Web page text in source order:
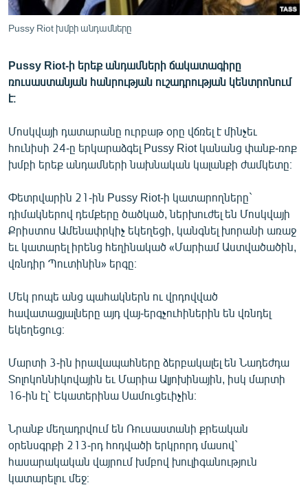
ՏՏ ԵՒ ԻՆՏԵՐՆԵՏ
ԱՐԽԻՎ
ՏԵՍԱՆՅՈՒԹԵՐ
ՁԳՏԵԼՈՎ ԼԱՎԱԳՈՒՅՆԻՆ
ՓՈԴՔԱՍԹ
Հայերեն
English
Русский
«Ազատության» բոլոր կայքերը
Pussy Riot խմբի անդամները
Pussy Riot-ի երեք անդամների ճակատագիրը
ռուսաստանյան հանրության ուշադրության կենտրոնում
է։
Մոսկվայի դատարանը ուրբաթ օրը վճռել է մինչեւ
հունիսի 24-ը երկարաձգել Pussy Riot կանանց փանք-ռոք
խմբի երեք անդամների նախնական կալանքի ժամկետը։
Փետրվարին 21-ին Pussy Riot-ի կատարողները`
դիմակներով դեմքերը ծածկած, ներխուժել են Մոսկվայի
Քրիստոս Ամենափրկիչ եկեղեցի, կանգնել խորանի առաջ
եւ կատարել իրենց հեղինակած «Մարիամ Աստվածածին,
վռնդիր Պուտինին» երգը։
Մեկ րոպե անց պահակներն ու վրդովված
հավատացյալները այդ վայ-երգչուհիներին են վռնդել
եկեղեցուց։
Մարտի 3-ին իրավապահները ձերբակալել են Նադեժդա
Տոլոկոննիկովային եւ Մարիա Ալյոխինային, իսկ մարտի
16-ին էլ` Եկատերինա Սամուցեւիչին։
Նրանք մեղադրվում են Ռուսաստանի քրեական
օրենսգրքի 213-րդ հոդվածի երկրորդ մասով`
հասարակական վայրում խմբով խուլիգանություն
կատարելու մեջ։